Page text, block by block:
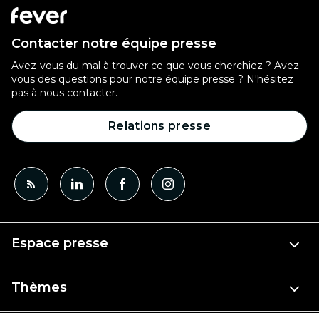
Contacter notre équipe presse
Avez-vous du mal à trouver ce que vous cherchiez ? Avez-
vous des questions pour notre équipe presse ? N'hésitez
pas à nous contacter.
Relations presse
Espace presse
Thèmes